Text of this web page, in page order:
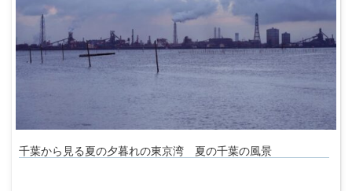
千葉から見る夏の夕暮れの東京湾 夏の千葉の風景